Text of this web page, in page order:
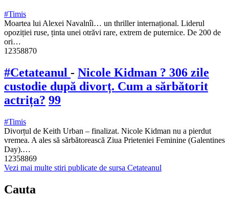
#Timis
Moartea lui Alexei Navalnîi… un thriller internațional. Liderul
opoziției ruse, ținta unei otrăvi rare, extrem de puternice. De 200 de
ori…
12358870
#Cetateanul - Nicole Kidman ? 306 zile
custodie după divorț. Cum a sărbătorit
actrița? 99
#Timis
Divorțul de Keith Urban – finalizat. Nicole Kidman nu a pierdut
vremea. A ales să sărbătorească Ziua Prieteniei Feminine (Galentines
Day).…
12358869
Vezi mai multe stiri publicate de sursa Cetateanul
Cauta